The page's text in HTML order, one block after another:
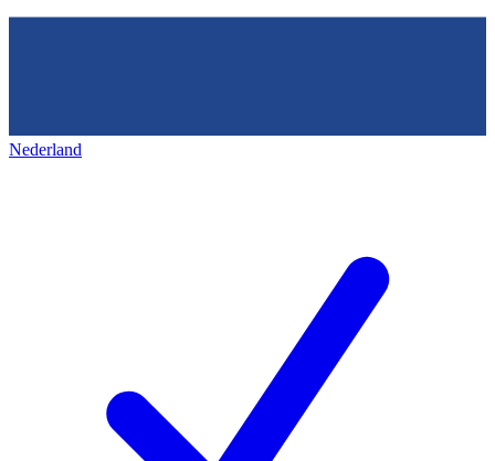
Nederland